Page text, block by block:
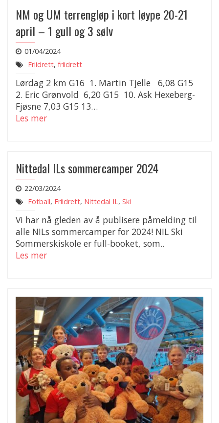
NM og UM terrengløp i kort løype 20-21
april – 1 gull og 3 sølv
01/04/2024
Friidrett, friidrett
Lørdag 2 km G16 1. Martin Tjelle 6,08 G15
2. Eric Grønvold 6,20 G15 10. Ask Hexeberg-
Fjøsne 7,03 G15 13…
Les mer
Nittedal ILs sommercamper 2024
22/03/2024
Fotball, Friidrett, Nittedal IL, Ski
Vi har nå gleden av å publisere påmelding til
alle NILs sommercamper for 2024! NIL Ski
Sommerskiskole er full-booket, som..
Les mer